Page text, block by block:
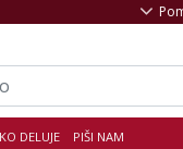
DELUJE PIŠI NAM